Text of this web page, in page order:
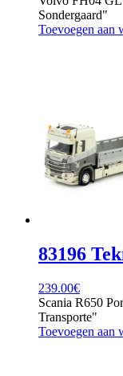
Sondergaard"
Toevoegen aan
83196
239.00€
Scania R650
Transporte"
Toevoegen aan